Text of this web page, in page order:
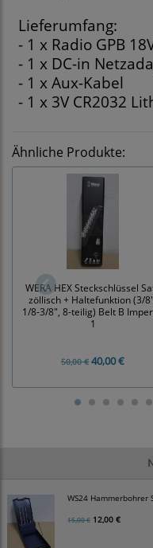
WS24 Hammerbohrer
15,00 € 12,00 €
Lieferumfang:
- 1 x Radio GPB
- 1 x DC-in
- 1 x Aux-Kabel
- 1 x 3V CR2032
Ähnliche Produkte:
WERA HEX Steckschlüssel
zöllisch + Haltefunktion (3/
1/8-3/8", 8-teilig) Belt B
1
50,00 € 40,00 €